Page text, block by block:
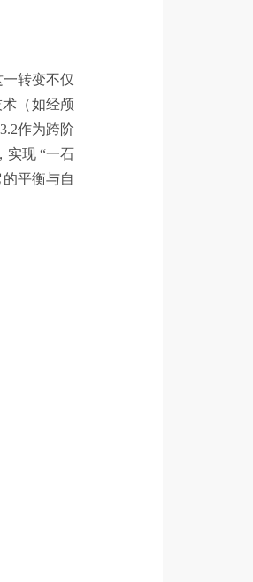
转变不仅
（如经颅
作为跨阶
实现 “一石
平衡与自